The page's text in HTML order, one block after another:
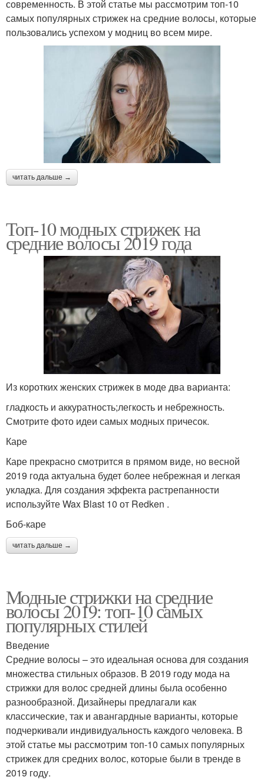
современность. В этой статье мы рассмотрим топ-10
самых популярных стрижек на средние волосы, которые
пользовались успехом у модниц во всем мире.
читать дальше →
Топ-10 модных стрижек на
средние волосы 2019 года
Из коротких женских стрижек в моде два варианта:
гладкость и аккуратность;легкость и небрежность.
Смотрите фото идеи самых модных причесок.
Каре
Каре прекрасно смотрится в прямом виде, но весной
2019 года актуальна будет более небрежная и легкая
укладка. Для создания эффекта растрепанности
используйте Wax Blast 10 от Redken .
Боб-каре
читать дальше →
Модные стрижки на средние
волосы 2019: топ-10 самых
популярных стилей
Введение
Средние волосы – это идеальная основа для создания
множества стильных образов. В 2019 году мода на
стрижки для волос средней длины была особенно
разнообразной. Дизайнеры предлагали как
классические, так и авангардные варианты, которые
подчеркивали индивидуальность каждого человека. В
этой статье мы рассмотрим топ-10 самых популярных
стрижек для средних волос, которые были в тренде в
2019 году.